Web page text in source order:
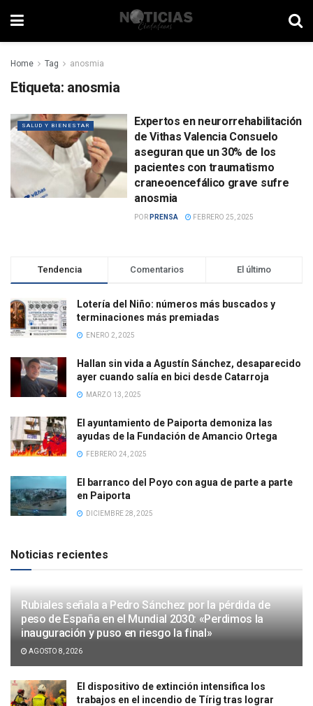
Home Tag anosmia
Etiqueta: anosmia
SALUD Y BIENESTAR
Expertos en neurorrehabilitación
de Vithas Valencia Consuelo
aseguran que un 30% de los
pacientes con traumatismo
craneoencefálico grave sufre
anosmia
POR PRENSA FEBRERO 25, 2025
Tendencia Comentarios El último
Lotería del Niño: números más buscados y
terminaciones más premiadas
ENERO 2, 2025
Hallan sin vida a Agustín Sánchez, desaparecido
ayer cuando salía en bici desde Catarroja
MARZO 13, 2025
El ayuntamiento de Paiporta demoniza las
ayudas de la Fundación de Amancio Ortega
FEBRERO 24, 2025
El barranco del Poyo con agua de parte a parte
en Paiporta
DICIEMBRE 28, 2025
Noticias recientes
Rubiales señala a Pedro Sánchez por la pérdida de
peso de España en el Mundial 2030: «Perdimos la
inauguración y puso en riesgo la final»
AGOSTO 8, 2026
El dispositivo de extinción intensifica los
trabajos en el incendio de Tírig tras lograr